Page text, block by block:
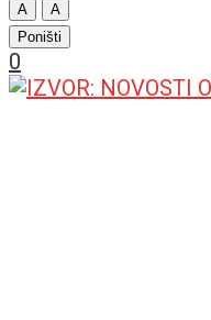
A
A
Poništi
0